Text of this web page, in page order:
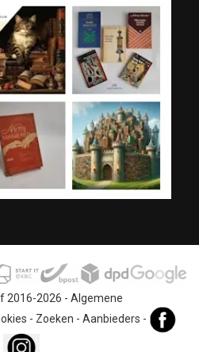
2016-2026 - Algemene
- Zoeken - Aanbieders -